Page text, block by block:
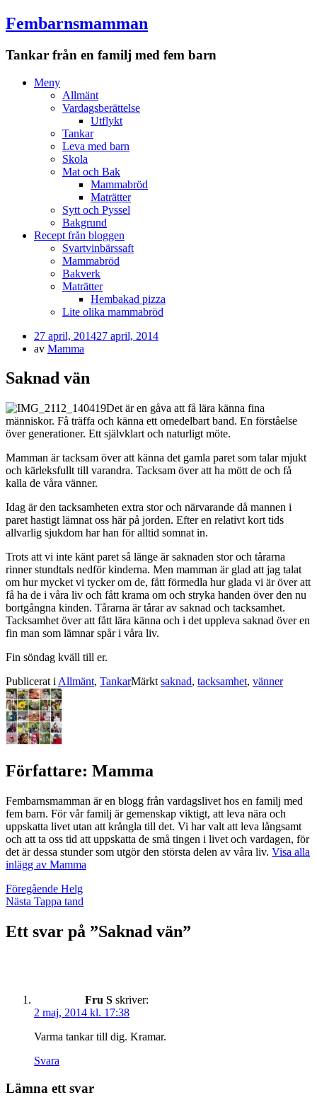
Fembarnsmamman
Tankar från en familj med fem barn
Meny
HoppaMeny
Allmänt
Vardagsberättelse
Utflykt
Tankar
Leva med barn
Skola
Mat och Bak
Mammabröd
Maträtter
Sytt och Pyssel
Bakgrund
Recept från bloggen
Svartvinbärssaft
Mammabröd
Bakverk
Maträtter
Hembakad pizza
Lite olika mammabröd
Publicerad
den
27 april, 201427 april, 2014
av Mamma
Saknad vän
Det är en gåva att få lära känna fina
människor. Få träffa och känna ett omedelbart band. En förståelse
över generationer. Ett självklart och naturligt möte.
Mamman är tacksam över att känna det gamla paret som talar mjukt
och kärleksfullt till varandra. Tacksam över att ha mött de och få
kalla de våra vänner.
Idag är den tacksamheten extra stor och närvarande då mannen i
paret hastigt lämnat oss här på jorden. Efter en relativt kort tids
allvarlig sjukdom har han för alltid somnat in.
Trots att vi inte känt paret så länge är saknaden stor och tårarna
rinner stundtals nedför kinderna. Men mamman är glad att jag talat
om hur mycket vi tycker om de, fått förmedla hur glada vi är över att
få ha de i våra liv och fått krama om och stryka handen över den nu
bortgångna kinden. Tårarna är tårar av saknad och tacksamhet.
Tacksamhet över att fått lära känna och i det uppleva saknad över en
fin man som lämnar spår i våra liv.
Fin söndag kväll till er.
Publicerat i Allmänt, TankarMärkt saknad, tacksamhet, vänner
Författare: Mamma
Fembarnsmamman är en blogg från vardagslivet hos en familj med
fem barn. För vår familj är gemenskap viktigt, att leva nära och
uppskatta livet utan att krångla till det. Vi har valt att leva långsamt
och att ta oss tid att uppskatta de små tingen i livet och vardagen, för
det är dessa stunder som utgör den största delen av våra liv. Visa alla
inlägg av Mamma
Inläggsnavigering
Föregående Helg
Nästa Tappa tand
Ett svar på ”Saknad vän”
Fru S skriver:
2 maj, 2014 kl. 17:38
Varma tankar till dig. Kramar.
Svara
Lämna ett svar